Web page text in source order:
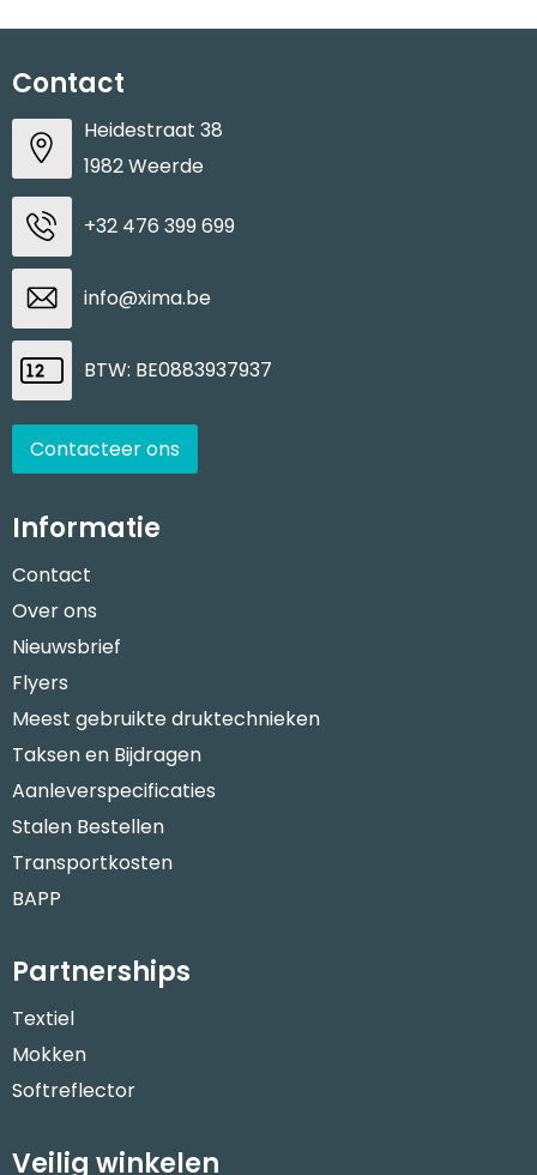
Contact
Heidestraat 38
1982 Weerde
+32 476 399 699
info@xima.be
BTW: BE0883937937
Contacteer ons
Informatie
Contact
Over ons
Nieuwsbrief
Flyers
Meest gebruikte druktechnieken
Taksen en Bijdragen
Aanleverspecificaties
Stalen Bestellen
Transportkosten
BAPP
Partnerships
Textiel
Mokken
Softreflector
Veilig winkelen